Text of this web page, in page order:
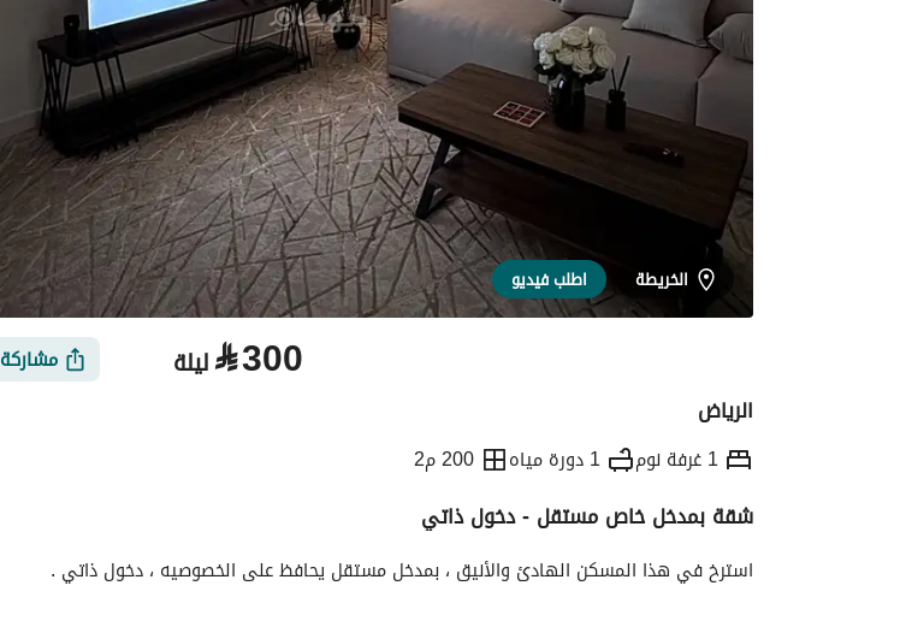
الخريطة اطلب فيديو
⃁300 ليلة مشاركة
الرياض
1 غرفة نوم 1 دورة مياه 200 م2
شقة بمدخل خاص مستقل - دخول ذاتي
استرخ في هذا المسكن الهادئ والأنيق ، بمدخل مستقل يحافظ على الخصوصيه ، دخول ذاتي .